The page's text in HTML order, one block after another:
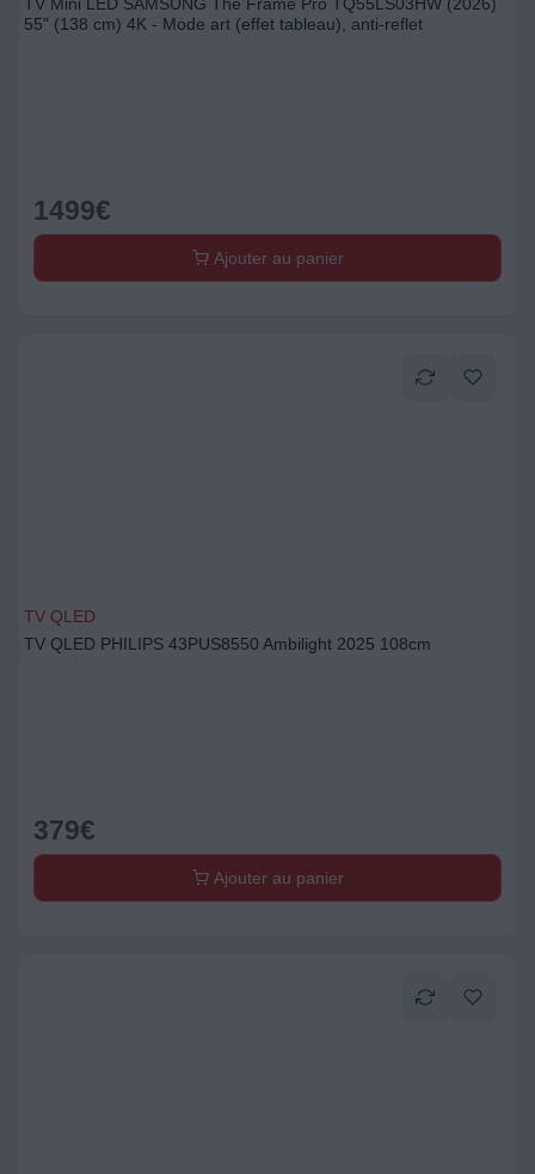
TV Mini LED SAMSUNG The Frame Pro TQ55LS03HW (2026)
55" (138 cm) 4K - Mode art (effet tableau), anti-reflet
1499€
Ajouter au panier
TV QLED
TV QLED PHILIPS 43PUS8550 Ambilight 2025 108cm
379€
Ajouter au panier